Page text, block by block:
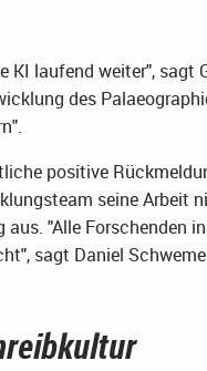
KI laufend weiter", sagt
des
positive
seine Arbeit
"Alle Forschenden
sagt Daniel